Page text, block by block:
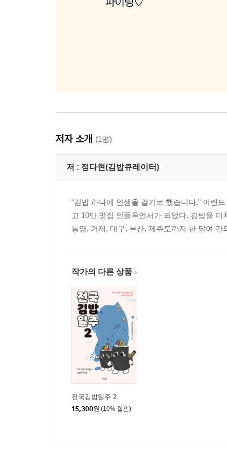
ESSAY_유부김밥, 짭조름한 매력………… 280
전주 오선모옛날김밥 ………… 290
전주 오원집 본점 ……………… 294
익산 처갓집김밥 ……………… 300
정읍 옛날김밥 ………………… 302
여수 바다김밥 ………………… 304
[ 제주 ]
참맛나김밥……………………… 310
김정자김밥……………………… 312
다가미…………………………… 314
가시어멍김밥…………………… 316
이순신김밥……………………… 318
남춘식당………………………… 320
서귀포
오는정김밥……………………… 322
분식후경………………………… 326
저자 소개 (1명)
저 : 정다현(김밥큐레이터)
“김밥 하나에 인생을 걸기로 했습니다.” 이랜
고 10만 맛집 인플루언서가 되었다. 김밥을
통영, 거제, 대구, 부산, 제주도까지 한 달여
작가의 다른 상품
전국김밥일주 2
15,300원 (10% 할인)